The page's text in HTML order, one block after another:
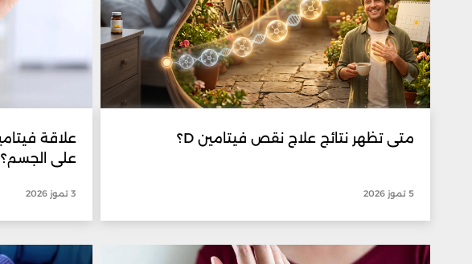
متى تظهر نتائج علاج نقص فيتامين D؟
5 تموز 2026
على الجسم؟
3 تموز 2026